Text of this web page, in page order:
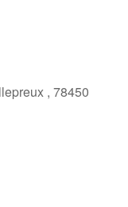
, 78450